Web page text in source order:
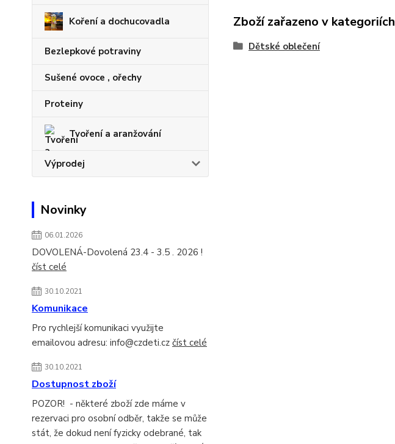
Koření a dochucovadla
Bezlepkové potraviny
Sušené ovoce , ořechy
Proteiny
Tvoření a aranžování
Výprodej
Novinky
06.01.2026
DOVOLENÁ-Dovolená 23.4 - 3.5 . 2026 !
číst celé
30.10.2021
Komunikace
Pro rychlejší komunikaci využijte
emailovou adresu: info@czdeti.cz číst celé
30.10.2021
Dostupnost zboží
POZOR! - některé zboží zde máme v
rezervaci pro osobní odběr, takže se může
stát, že dokud není fyzicky odebrané, tak
Zboží zařazeno v kategoriích
Dětské oblečení